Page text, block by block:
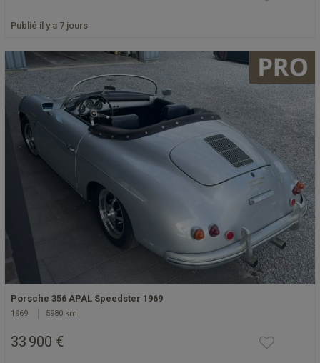
Publié il y a 7 jours
Porsche 356 APAL Speedster 1969
1969 5980 km
33 900 €